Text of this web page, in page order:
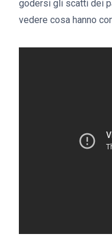
godersi gli scatti dei
vedere cosa hanno